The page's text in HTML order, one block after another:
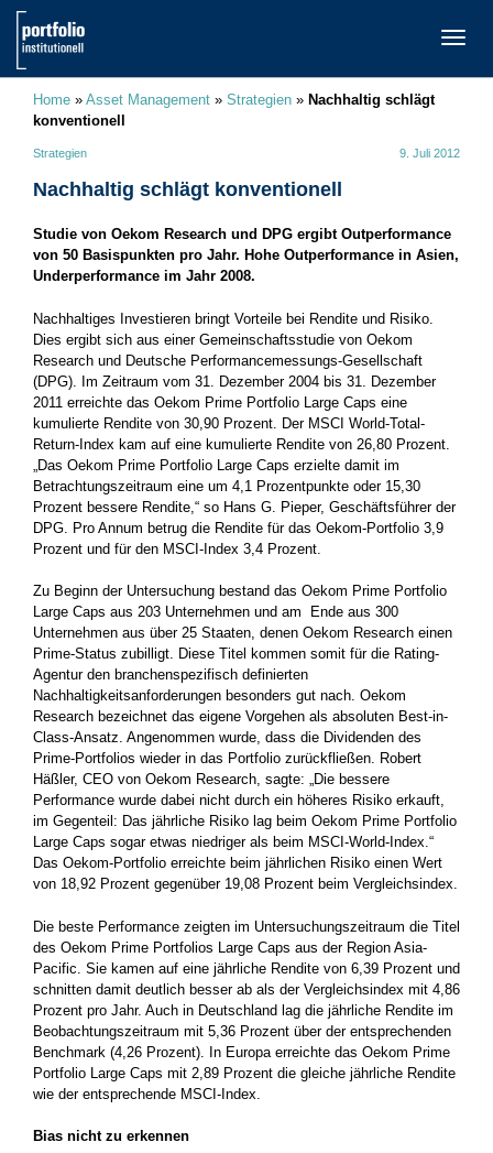
Home » Asset Management » Strategien » Nachhaltig schlägt
konventionell
Strategien 9. Juli 2012
Nachhaltig schlägt konventionell
Studie von Oekom Research und DPG ergibt Outperformance
von 50 Basispunkten pro Jahr. Hohe Outperformance in Asien,
Underperformance im Jahr 2008.
Nachhaltiges Investieren bringt Vorteile bei Rendite und Risiko.
Dies ergibt sich aus einer Gemeinschaftsstudie von Oekom
Research und Deutsche Performancemessungs-Gesellschaft
(DPG). Im Zeitraum vom 31. Dezember 2004 bis 31. Dezember
2011 erreichte das Oekom Prime Portfolio Large Caps eine
kumulierte Rendite von 30,90 Prozent. Der MSCI World-Total-
Return-Index kam auf eine kumulierte Rendite von 26,80 Prozent.
„Das Oekom Prime Portfolio Large Caps erzielte damit im
Betrachtungszeitraum eine um 4,1 Prozentpunkte oder 15,30
Prozent bessere Rendite,“ so Hans G. Pieper, Geschäftsführer der
DPG. Pro Annum betrug die Rendite für das Oekom-Portfolio 3,9
Prozent und für den MSCI-Index 3,4 Prozent.
Zu Beginn der Untersuchung bestand das Oekom Prime Portfolio
Large Caps aus 203 Unternehmen und am Ende aus 300
Unternehmen aus über 25 Staaten, denen Oekom Research einen
Prime-Status zubilligt. Diese Titel kommen somit für die Rating-
Agentur den branchenspezifisch definierten
Nachhaltigkeitsanforderungen besonders gut nach. Oekom
Research bezeichnet das eigene Vorgehen als absoluten Best-in-
Class-Ansatz. Angenommen wurde, dass die Dividenden des
Prime-Portfolios wieder in das Portfolio zurückfließen. Robert
Häßler, CEO von Oekom Research, sagte: „Die bessere
Performance wurde dabei nicht durch ein höheres Risiko erkauft,
im Gegenteil: Das jährliche Risiko lag beim Oekom Prime Portfolio
Large Caps sogar etwas niedriger als beim MSCI-World-Index.“
Das Oekom-Portfolio erreichte beim jährlichen Risiko einen Wert
von 18,92 Prozent gegenüber 19,08 Prozent beim Vergleichsindex.
Die beste Performance zeigten im Untersuchungszeitraum die Titel
des Oekom Prime Portfolios Large Caps aus der Region Asia-
Pacific. Sie kamen auf eine jährliche Rendite von 6,39 Prozent und
schnitten damit deutlich besser ab als der Vergleichsindex mit 4,86
Prozent pro Jahr. Auch in Deutschland lag die jährliche Rendite im
Beobachtungszeitraum mit 5,36 Prozent über der entsprechenden
Benchmark (4,26 Prozent). In Europa erreichte das Oekom Prime
Portfolio Large Caps mit 2,89 Prozent die gleiche jährliche Rendite
wie der entsprechende MSCI-Index.
Bias nicht zu erkennen